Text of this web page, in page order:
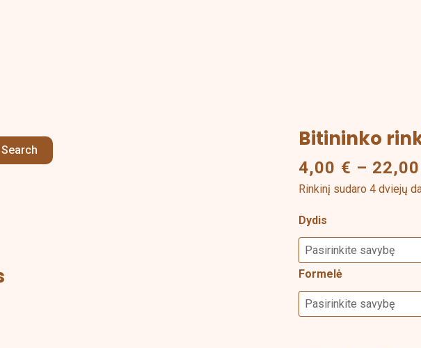
Search Bitininko
4,00 € – 22,00
Rinkinį sudaro 4 dviejų
Dydis
Formelė
produkto
Bitininko
rinkinys